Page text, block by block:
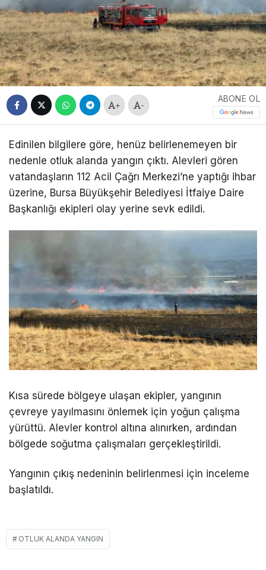
+ -
ABONE OL
Edinilen bilgilere göre, henüz belirlenemeyen bir
nedenle otluk alanda yangın çıktı. Alevleri gören
vatandaşların 112 Acil Çağrı Merkezi’ne yaptığı ihbar
üzerine, Bursa Büyükşehir Belediyesi İtfaiye Daire
Başkanlığı ekipleri olay yerine sevk edildi.
Kısa sürede bölgeye ulaşan ekipler, yangının
çevreye yayılmasını önlemek için yoğun çalışma
yürüttü. Alevler kontrol altına alınırken, ardından
bölgede soğutma çalışmaları gerçekleştirildi.
Yangının çıkış nedeninin belirlenmesi için inceleme
başlatıldı.
OTLUK ALANDA YANGIN